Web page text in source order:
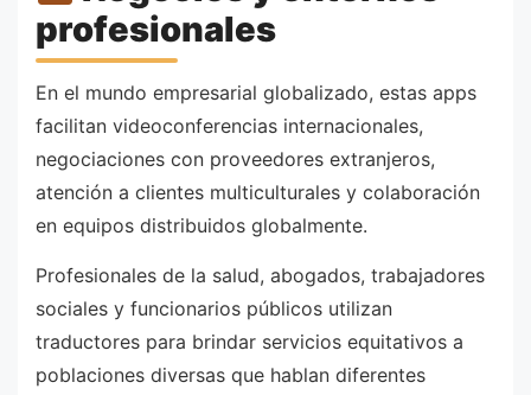
profesionales
En el mundo empresarial globalizado, estas apps
facilitan videoconferencias internacionales,
negociaciones con proveedores extranjeros,
atención a clientes multiculturales y colaboración
en equipos distribuidos globalmente.
Profesionales de la salud, abogados, trabajadores
sociales y funcionarios públicos utilizan
traductores para brindar servicios equitativos a
poblaciones diversas que hablan diferentes